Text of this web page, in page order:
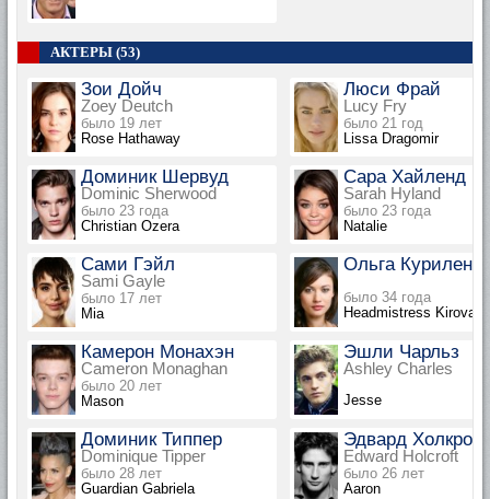
АКТЕРЫ (53)
Зои Дойч
Zoey Deutch
было 19 лет
Rose Hathaway
Люси Фрай
Lucy Fry
было 21 год
Lissa Dragomir
Доминик Шервуд
Dominic Sherwood
было 23 года
Christian Ozera
Сара Хайленд
Sarah Hyland
было 23 года
Natalie
Сами Гэйл
Sami Gayle
было 17 лет
Mia
Ольга Куриленко
было 34 года
Headmistress Kirova
Камерон Монахэн
Cameron Monaghan
было 20 лет
Mason
Эшли Чарльз
Ashley Charles
Jesse
Доминик Типпер
Dominique Tipper
было 28 лет
Guardian Gabriela
Эдвард
Edward Holcroft
было 26 лет
Aaron